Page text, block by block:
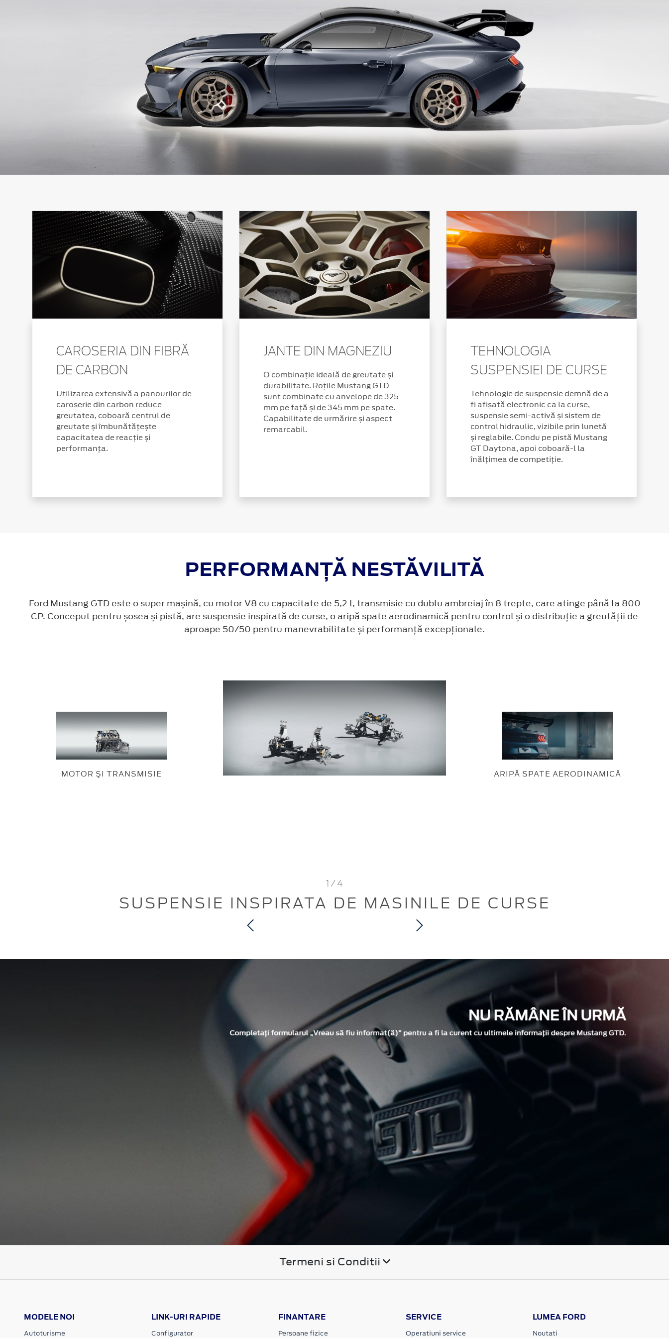
CAROSERIA DIN FIBRĂ
DE CARBON
Utilizarea extensivă a panourilor de
caroserie din carbon reduce
greutatea, coboară centrul de
greutate și îmbunătățește
capacitatea de reacție și
performanța.
JANTE DIN MAGNEZIU
O combinație ideală de greutate și
durabilitate. Roțile Mustang GTD
sunt combinate cu anvelope de 325
mm pe față și de 345 mm pe spate.
Capabilitate de urmărire și aspect
remarcabil.
TEHNOLOGIA
SUSPENSIEI DE CURSE
Tehnologie de suspensie demnă de a
fi afișată electronic ca la curse,
suspensie semi-activă și sistem de
control hidraulic, vizibile prin lunetă
și reglabile. Condu pe pistă Mustang
GT Daytona, apoi coboară-l la
înălțimea de competiție.
PERFORMANȚĂ NESTĂVILITĂ
Ford Mustang GTD este o super mașină, cu motor V8 cu capacitate de 5,2 l, transmisie cu dublu ambreiaj în 8 trepte, care atinge până la 800
CP. Conceput pentru șosea și pistă, are suspensie inspirată de curse, o aripă spate aerodinamică pentru control și o distribuție a greutății de
aproape 50/50 pentru manevrabilitate și performanță excepționale.
MOTOR ŞI TRANSMISIE ARIPĂ SPATE AERODINAMICĂ
1 / 4
SUSPENSIE INSPIRATA DE MASINILE DE CURSE
Termeni si Conditii
MODELE NOI
Autoturisme
LINK-URI RAPIDE
Configurator
FINANTARE
Persoane fizice
SERVICE
Operatiuni service
LUMEA FORD
Noutati